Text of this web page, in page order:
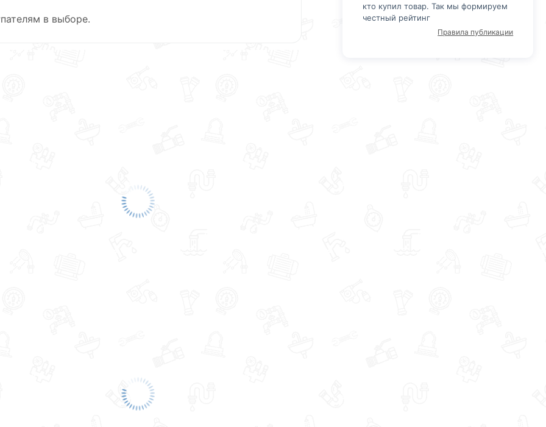
в выборе.
кто купил товар. Так мы формируем
честный рейтинг
Правила публикации